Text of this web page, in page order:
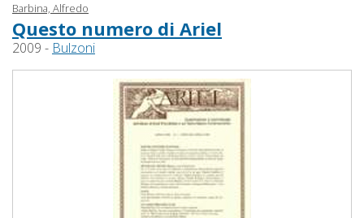
Barbina, Alfredo
Questo numero di Ariel
2009 - Bulzoni